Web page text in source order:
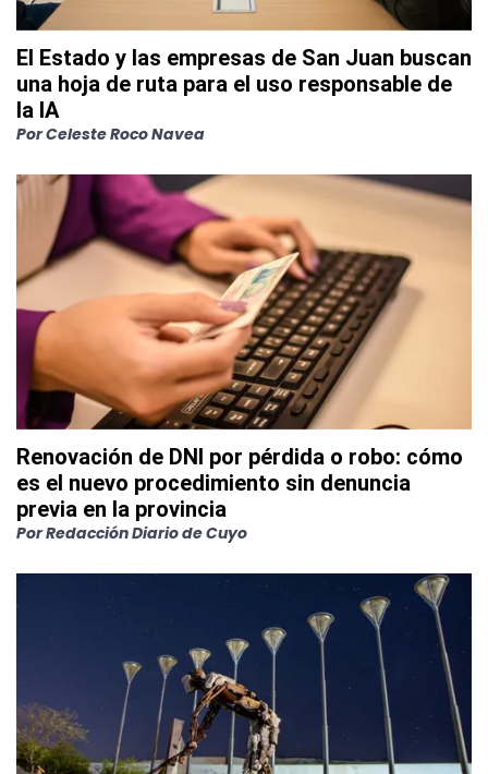
El Estado y las empresas de San Juan buscan
una hoja de ruta para el uso responsable de
la IA
PorCeleste Roco Navea
Renovación de DNI por pérdida o robo: cómo
es el nuevo procedimiento sin denuncia
previa en la provincia
PorRedacción Diario de Cuyo